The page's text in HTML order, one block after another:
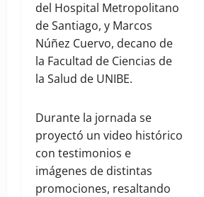
del Hospital Metropolitano
de Santiago, y Marcos
Núñez Cuervo, decano de
la Facultad de Ciencias de
la Salud de UNIBE.
Durante la jornada se
proyectó un video histórico
con testimonios e
imágenes de distintas
promociones, resaltando